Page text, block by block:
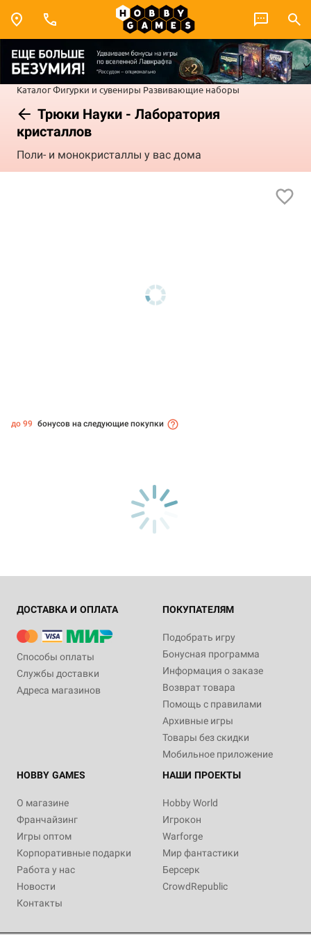
КаталогФигурки и сувениры Развивающие наборы
Трюки Науки - Лаборатория
кристаллов
Поли- и монокристаллы у вас дома
до 99 бонусов на следующие покупки
ДОСТАВКА И ОПЛАТА
Способы оплаты
Службы доставки
Адреса магазинов
ПОКУПАТЕЛЯМ
Подобрать игру
Бонусная программа
Информация о заказе
Возврат товара
Помощь с правилами
Архивные игры
Товары без скидки
Мобильное приложение
HOBBY GAMES
О магазине
Франчайзинг
Игры оптом
Корпоративные подарки
Работа у нас
Новости
Контакты
НАШИ ПРОЕКТЫ
Hobby World
Игрокон
Warforge
Мир фантастики
Берсерк
CrowdRepublic